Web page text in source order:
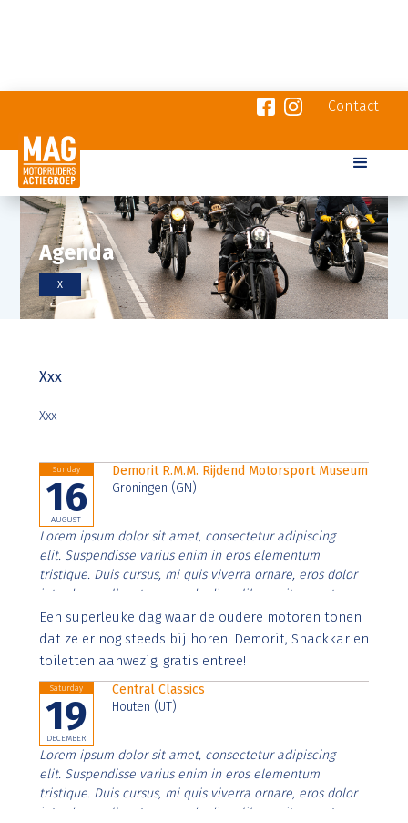
Contact
Agenda
X
Xxx
Xxx
Sunday
16
AUGUST
Demorit R.M.M. Rijdend Motorsport Museum
Groningen (GN)
Lorem ipsum dolor sit amet, consectetur adipiscing
elit. Suspendisse varius enim in eros elementum
tristique. Duis cursus, mi quis viverra ornare, eros dolor
interdum nulla, ut commodo diam libero vitae erat.
Aenean faucibus nibh et justo cursus id rutrum lorem
imperdiet. Nunc ut sem vitae risus tristique posuere.
Een superleuke dag waar de oudere motoren tonen
dat ze er nog steeds bij horen. Demorit, Snackkar en
toiletten aanwezig, gratis entree!
Saturday
19
DECEMBER
Central Classics
Houten (UT)
Lorem ipsum dolor sit amet, consectetur adipiscing
elit. Suspendisse varius enim in eros elementum
tristique. Duis cursus, mi quis viverra ornare, eros dolor
interdum nulla, ut commodo diam libero vitae erat.